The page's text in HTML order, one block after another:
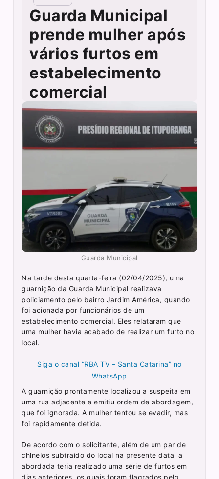
Guarda Municipal
prende mulher após
vários furtos em
estabelecimento
comercial
Guarda Municipal
Na tarde desta quarta-feira (02/04/2025), uma
guarnição da Guarda Municipal realizava
policiamento pelo bairro Jardim América, quando
foi acionada por funcionários de um
estabelecimento comercial. Eles relataram que
uma mulher havia acabado de realizar um furto no
local.
Siga o canal “RBA TV – Santa Catarina” no
WhatsApp
A guarnição prontamente localizou a suspeita em
uma rua adjacente e emitiu ordem de abordagem,
que foi ignorada. A mulher tentou se evadir, mas
foi rapidamente detida.
De acordo com o solicitante, além de um par de
chinelos subtraído do local na presente data, a
abordada teria realizado uma série de furtos em
dias anteriores, os quais foram flagrados pelo